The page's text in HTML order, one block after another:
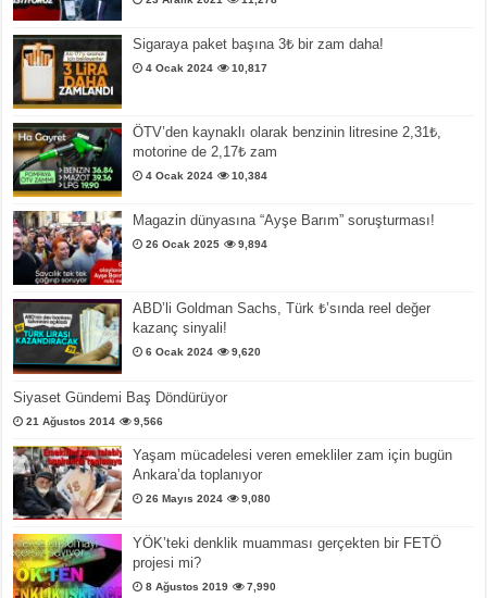
Sigaraya paket başına 3₺ bir zam daha!
4 Ocak 2024 10,817
ÖTV’den kaynaklı olarak benzinin litresine 2,31₺,
motorine de 2,17₺ zam
4 Ocak 2024 10,384
Magazin dünyasına “Ayşe Barım” soruşturması!
26 Ocak 2025 9,894
ABD’li Goldman Sachs, Türk ₺’sında reel değer
kazanç sinyali!
6 Ocak 2024 9,620
Siyaset Gündemi Baş Döndürüyor
21 Ağustos 2014 9,566
Yaşam mücadelesi veren emekliler zam için bugün
Ankara’da toplanıyor
26 Mayıs 2024 9,080
YÖK’teki denklik muamması gerçekten bir FETÖ
projesi mi?
8 Ağustos 2019 7,990